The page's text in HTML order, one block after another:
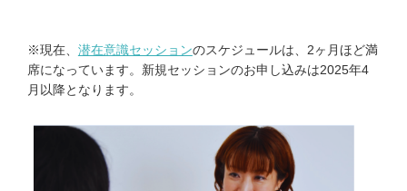
※現在、 潜在意識セッションのスケジュールは、2ヶ月ほど満
席になっています。新規セッションのお申し込みは2025年4
月以降となります。